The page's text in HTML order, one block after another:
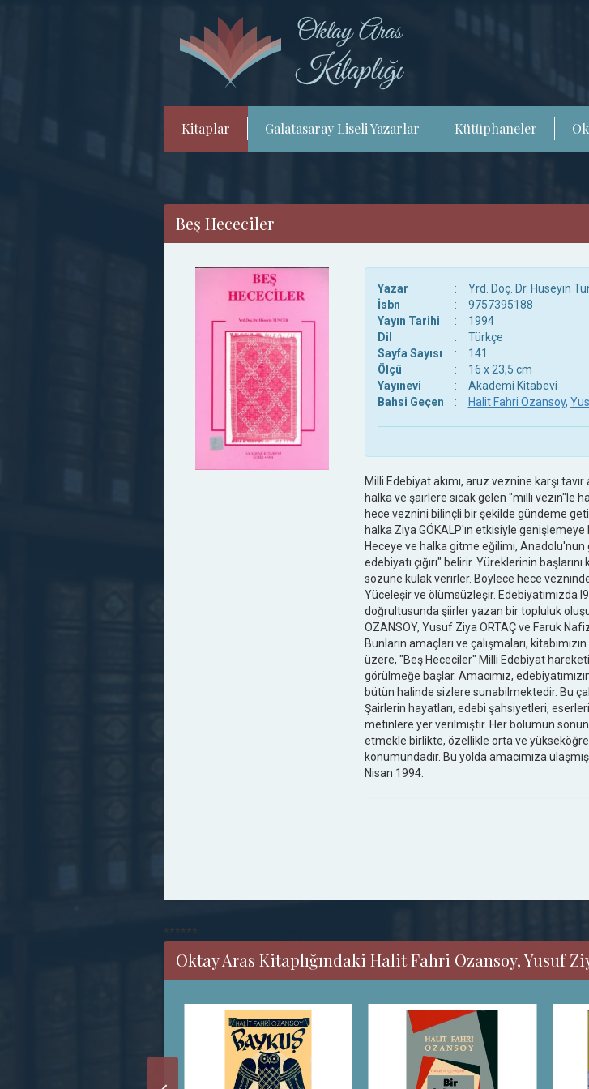
Kitaplar Galatasaray Liseli Yazarlar Kütüphaneler
Beş Hececiler
Yazar :
Yrd. Doç. Dr. Hüseyin
İsbn
:
9757395188
Yayın Tarihi
:
1994
Dil
:
Türkçe
Sayfa Sayısı
:
141
Ölçü
:
16 x 23,5 cm
Yayınevi
:
Akademi Kitabevi
Bahsi Geçen
: Halit Fahri Ozansoy,
Milli Edebiyat akımı, aruz veznine karşı
halka ve şairlere sıcak gelen "milli vezin"le
hece veznini bilinçli bir şekilde gündeme
halka Ziya GÖKALP'ın etkisiyle
Heceye ve halka gitme eğilimi, Anadolu'nun
edebiyatı çığırı" belirir. Yüreklerinin
sözüne kulak verirler. Böylece hece
Yüceleşir ve ölümsüzleşir. Edebiyatımızda
doğrultusunda şiirler yazan bir topluluk
OZANSOY, Yusuf Ziya ORTAÇ ve Faruk
Bunların amaçları ve çalışmaları,
üzere, "Beş Hececiler" Milli Edebiyat
görülmeğe başlar. Amacımız,
bütün halinde sizlere sunabilmektedir. Bu
Şairlerin hayatları, edebi şahsiyetleri,
metinlere yer verilmiştir. Her bölümün
etmekle birlikte, özellikle orta ve
konumundadır. Bu yolda amacımıza
Nisan 1994.
******
Oktay Aras Kitaplığındaki Halit Fahri Ozansoy, Yusuf